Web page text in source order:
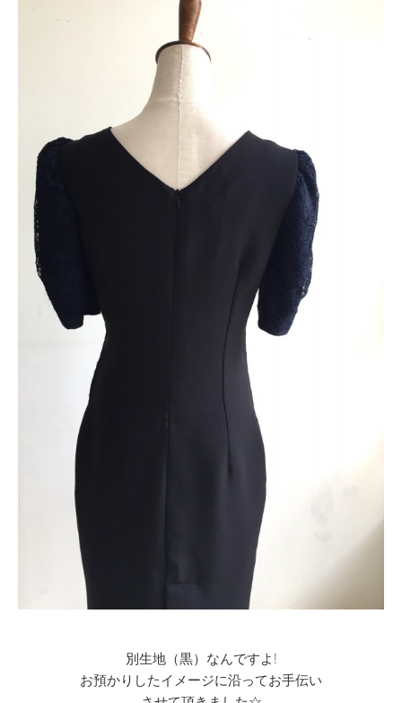
別生地（黒）なんですよ!
お預かりしたイメージに沿ってお手伝い